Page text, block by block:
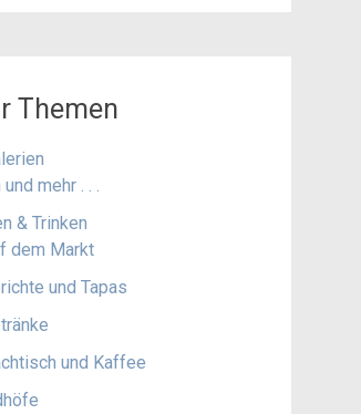
Themen
und mehr . . .
& Trinken
dem Markt
und Tapas
und Kaffee